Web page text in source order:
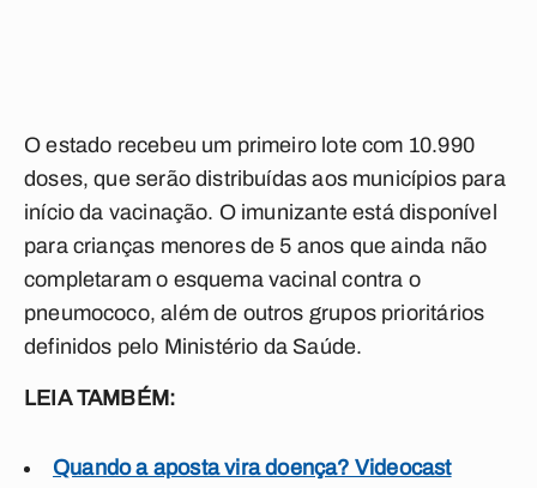
O estado recebeu um primeiro lote com 10.990
doses, que serão distribuídas aos municípios para
início da vacinação. O imunizante está disponível
para crianças menores de 5 anos que ainda não
completaram o esquema vacinal contra o
pneumococo, além de outros grupos prioritários
definidos pelo Ministério da Saúde.
LEIA TAMBÉM:
Quando a aposta vira doença? Videocast